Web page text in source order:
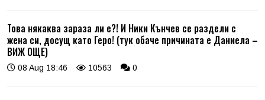
Това някаква зараза ли е?! И Ники Кънчев се раздели с
жена си, досущ като Геро! (тук обаче причината е Даниела –
ВИЖ ОЩЕ)
08 Aug 18:46 10563 0